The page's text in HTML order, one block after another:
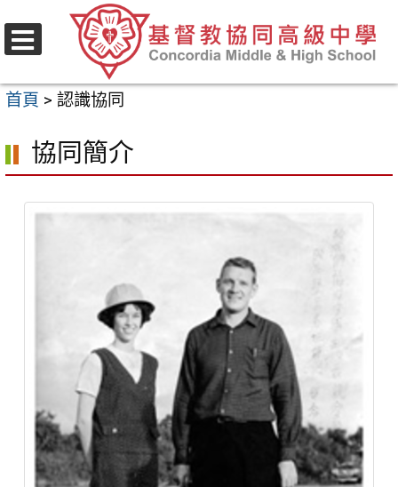
至
要
容
首頁 > 認識協同
協同簡介
選
單